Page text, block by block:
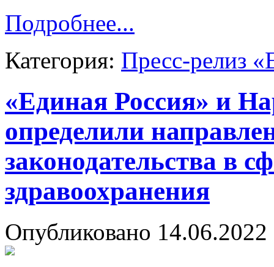
Подробнее...
Категория: Пресс-релиз
«Единая Россия» и
определили
законодательства в
здравоохранения
Опубликовано